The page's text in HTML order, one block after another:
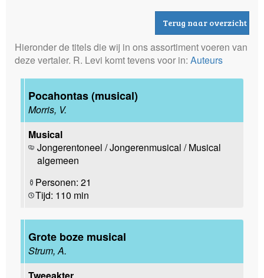
Terug naar overzicht
Hieronder de titels die wij in ons assortiment voeren van
deze vertaler. R. Levi komt tevens voor in: Auteurs
Pocahontas (musical)
Morris, V.
Musical
Jongerentoneel / Jongerenmusical / Musical
algemeen
Personen: 21
Tijd: 110 min
Grote boze musical
Strum, A.
Tweeakter